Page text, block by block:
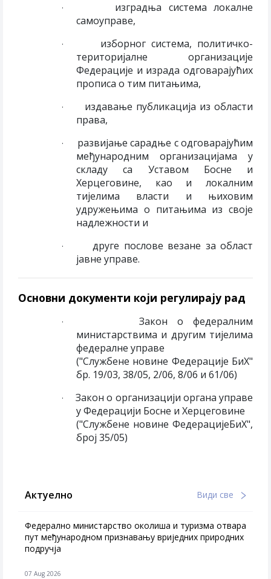
·
изградња система локалне
самоуправе,
·
изборног система, политичко-
територијалне организације
Федерације и израда одговарајућих
прописа о тим питањима,
·
издавање публикација из области
права,
·
развијање сарадње с одговарајућим
међународним организацијама у
складу са Уставом Босне и
Херцеговине, као и локалним
тијелима власти и њиховим
удружењима о питањима из своје
надлежности и
·
друге послове везане за област
јавне управе.
Основни документи који регулирају рад
·
Закон о федералним
министарствима и другим тијелима
федералне управе
("Службене новине Федерације БиХ"
бр. 19/03, 38/05, 2/06, 8/06 и 61/06)
·
Закон о организацији органа управе
у Федерацији Босне и Херцеговине
("Службене новине ФедерацијеБиХ",
број 35/05)
Актуелно Види све
Федерално министарство околиша и туризма отвара
пут међународном признавању вриједних природних
подручја
07 Aug 2026